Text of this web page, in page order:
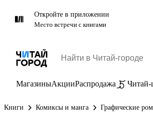
Откройте в приложении
Место встречи с книгами
МагазиныАкцииРаспродажа Читай-
Книги Комиксы и манга Графические